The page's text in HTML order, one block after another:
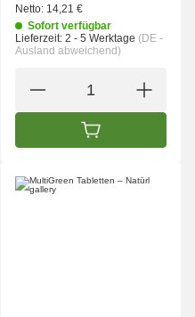
Netto: 14,21 €
Sofort verfügbar
Lieferzeit: 2 - 5 Werktage (DE -
Ausland abweichend)
IN DEN